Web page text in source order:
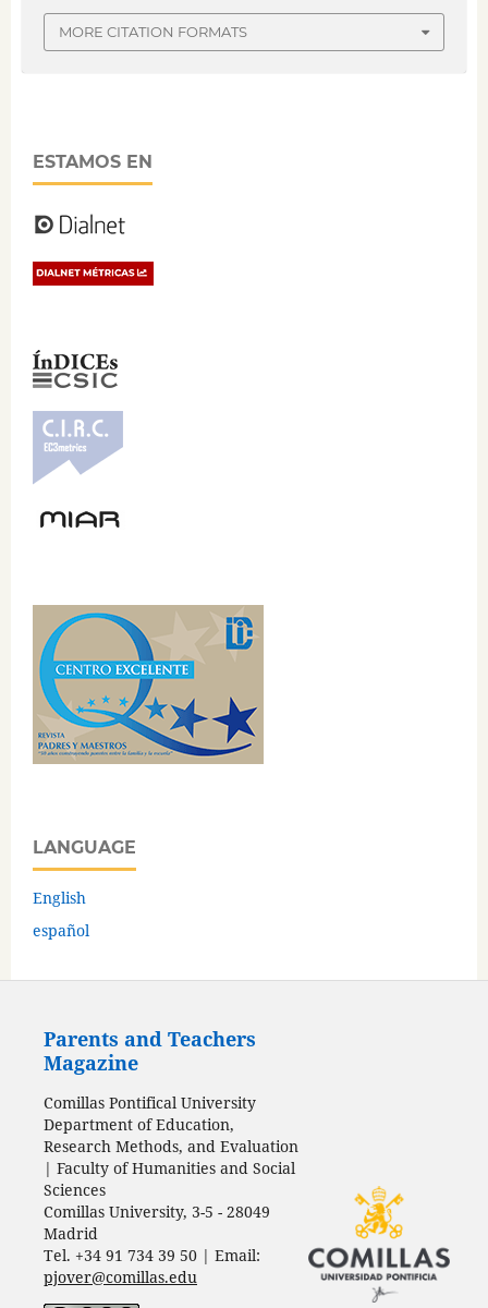
MORE CITATION FORMATS
ESTAMOS EN
LANGUAGE
English
español
Parents and Teachers
Magazine
Comillas Pontifical University
Department of Education,
Research Methods, and Evaluation
| Faculty of Humanities and Social
Sciences
Comillas University, 3-5 - 28049
Madrid
Tel. +34 91 734 39 50 | Email:
pjover@comillas.edu